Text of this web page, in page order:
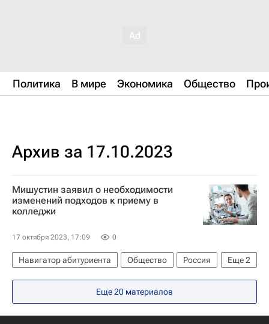
Политика В мире Экономика Общество
Архив за 17.10.2023
Мишустин заявил о необходимости
изменений подходов к приему в
колледжи
17 октября 2023, 17:09 0
Еще2
Навигатор абитуриента Общество
Россия
Михаил Мишустин
Владимир Путин
Еще 20 материалов